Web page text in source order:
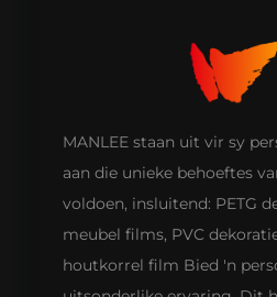
MANLEE staan uit vir sy
aan die unieke behoeftes
voldoen, insluitend: PETG
meubel films, PVC
houtkorrel film Bied 'n